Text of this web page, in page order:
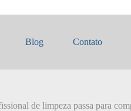
Blog Contato
de limpeza passa para